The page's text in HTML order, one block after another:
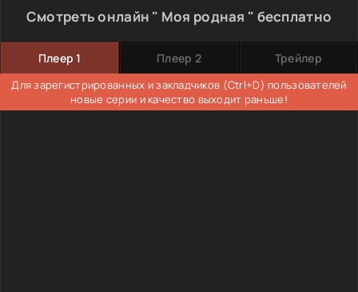
Смотреть онлайн " Моя родная " бесплатно
Плеер 1 Плеер 2 Трейлер
Для зарегистрированных и закладчиков (Ctrl+D) пользователей
новые серии и качество выходит раньше!